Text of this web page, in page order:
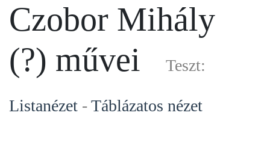
Czobor Mihály
(?) művei
Teszt:
Listanézet -Táblázatos nézet